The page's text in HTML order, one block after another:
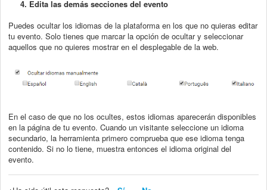
4. Edita las demás secciones del evento
Puedes ocultar los idiomas de la plataforma en los que no quieras editar
tu evento. Solo tienes que marcar la opción de ocultar y seleccionar
aquellos que no quieres mostrar en el desplegable de la web.
En el caso de que no los ocultes, estos idiomas aparecerán disponibles
en la página de tu evento. Cuando un visitante seleccione un idioma
secundario, la herramienta primero comprueba que ese idioma tenga
contenido. Si no lo tiene, muestra entonces el idioma original del
evento.